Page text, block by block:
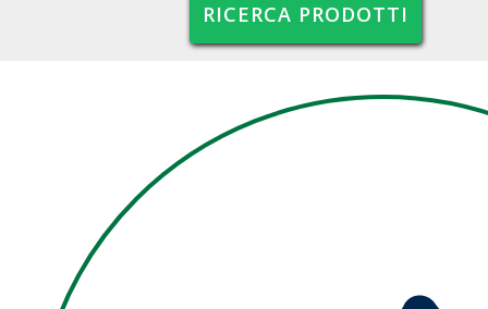
RICERCA PRODOTTI